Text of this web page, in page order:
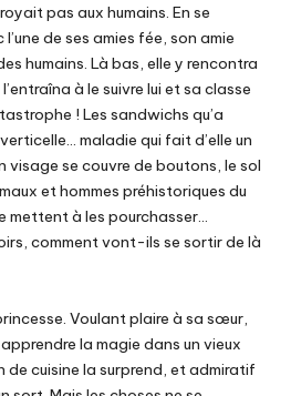
pas aux humains. En se
de ses amies fée, son amie
humains. Là bas, elle y rencontra
à le suivre lui et sa classe
! Les sandwichs qu’a
maladie qui fait d’elle un
visage se couvre de boutons, le sol
et hommes préhistoriques du
mettent à les pourchasser…
comment vont-ils se sortir de là
Voulant plaire à sa sœur,
la magie dans un vieux
de cuisine la surprend, et admiratif